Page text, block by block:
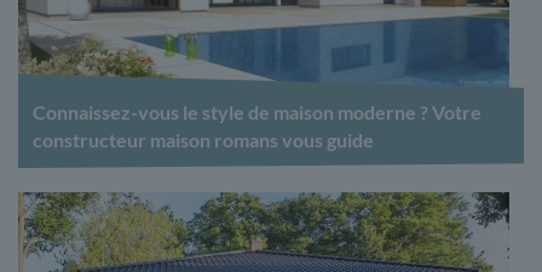
Connaissez-vous le style de maison moderne ? Votre
constructeur maison romans vous guide